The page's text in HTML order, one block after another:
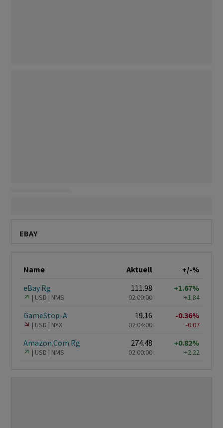
EBAY
Name Aktuell
+/-%
eBay Rg
USD NMS
111.98
02:00:00
+1.67%
+1.84
GameStop-A
USD NYX
19.16
02:04:00
-0.36%
-0.07
Amazon.Com Rg
USD NMS
274.48
02:00:00
+0.82%
+2.22